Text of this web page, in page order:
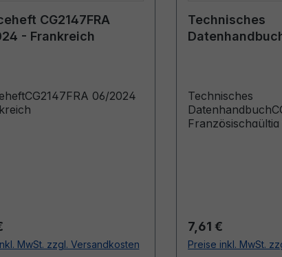
CG2147FRA
- Frankreich
06/2024
Preis:
MwSt. zzgl. Versandkosten
Technisches
Technisches
DatenhandbuchCG0366
Regulärer Preis:
7,61 €
Preise inkl. MwSt.